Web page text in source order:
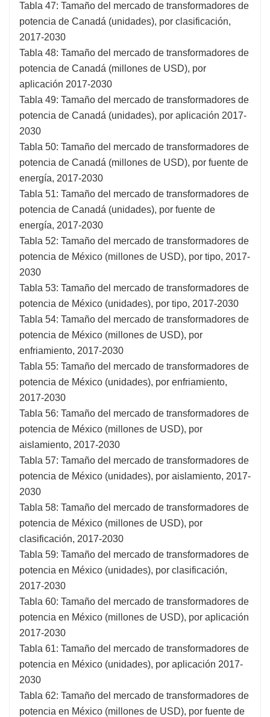
Tabla 47: Tamaño del mercado de transformadores de
potencia de Canadá (unidades), por clasificación,
2017-2030
Tabla 48: Tamaño del mercado de transformadores de
potencia de Canadá (millones de USD), por
aplicación 2017-2030
Tabla 49: Tamaño del mercado de transformadores de
potencia de Canadá (unidades), por aplicación 2017-
2030
Tabla 50: Tamaño del mercado de transformadores de
potencia de Canadá (millones de USD), por fuente de
energía, 2017-2030
Tabla 51: Tamaño del mercado de transformadores de
potencia de Canadá (unidades), por fuente de
energía, 2017-2030
Tabla 52: Tamaño del mercado de transformadores de
potencia de México (millones de USD), por tipo, 2017-
2030
Tabla 53: Tamaño del mercado de transformadores de
potencia de México (unidades), por tipo, 2017-2030
Tabla 54: Tamaño del mercado de transformadores de
potencia de México (millones de USD), por
enfriamiento, 2017-2030
Tabla 55: Tamaño del mercado de transformadores de
potencia de México (unidades), por enfriamiento,
2017-2030
Tabla 56: Tamaño del mercado de transformadores de
potencia de México (millones de USD), por
aislamiento, 2017-2030
Tabla 57: Tamaño del mercado de transformadores de
potencia de México (unidades), por aislamiento, 2017-
2030
Tabla 58: Tamaño del mercado de transformadores de
potencia de México (millones de USD), por
clasificación, 2017-2030
Tabla 59: Tamaño del mercado de transformadores de
potencia en México (unidades), por clasificación,
2017-2030
Tabla 60: Tamaño del mercado de transformadores de
potencia en México (millones de USD), por aplicación
2017-2030
Tabla 61: Tamaño del mercado de transformadores de
potencia en México (unidades), por aplicación 2017-
2030
Tabla 62: Tamaño del mercado de transformadores de
potencia en México (millones de USD), por fuente de